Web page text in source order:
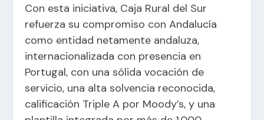
Con esta iniciativa, Caja Rural del Sur
refuerza su compromiso con Andalucía
como entidad netamente andaluza,
internacionalizada con presencia en
Portugal, con una sólida vocación de
servicio, una alta solvencia reconocida,
calificación Triple A por Moody’s, y una